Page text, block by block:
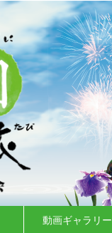
動画ギャラリー